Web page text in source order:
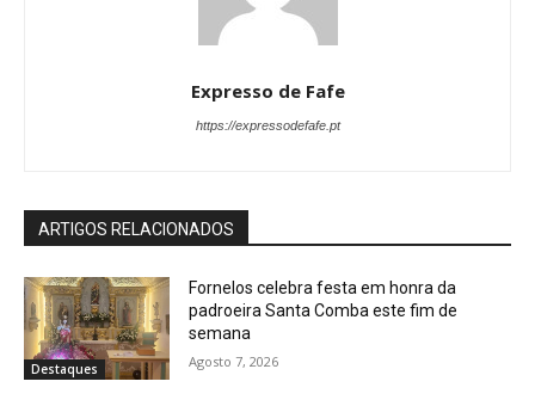
Expresso de Fafe
https://expressodefafe.pt
ARTIGOS RELACIONADOS
Destaques
Fornelos celebra festa em honra da
padroeira Santa Comba este fim de
semana
Agosto 7, 2026